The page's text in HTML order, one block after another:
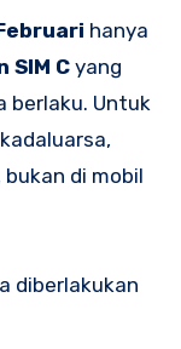
hanya
SIM C yang
berlaku. Untuk
di mobil
diberlakukan